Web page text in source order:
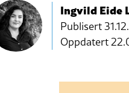
Ingvild Eide
Publisert
Oppdatert